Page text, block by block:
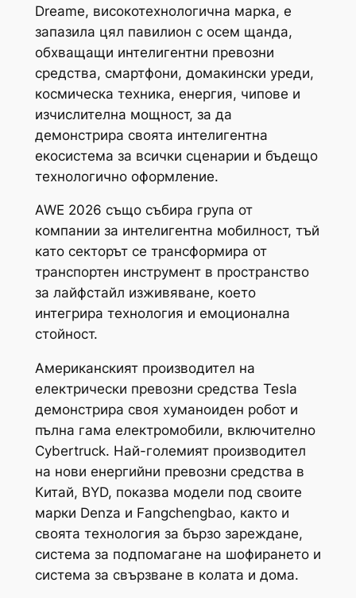
Dreame, високотехнологична марка, е
запазила цял павилион с осем щанда,
обхващащи интелигентни превозни
средства, смартфони, домакински уреди,
космическа техника, енергия, чипове и
изчислителна мощност, за да
демонстрира своята интелигентна
екосистема за всички сценарии и бъдещо
технологично оформление.
AWE 2026 също събира група от
компании за интелигентна мобилност, тъй
като секторът се трансформира от
транспортен инструмент в пространство
за лайфстайл изживяване, което
интегрира технология и емоционална
стойност.
Американският производител на
електрически превозни средства Tesla
демонстрира своя хуманоиден робот и
пълна гама електромобили, включително
Cybertruck. Най-големият производител
на нови енергийни превозни средства в
Китай, BYD, показва модели под своите
марки Denza и Fangchengbao, както и
своята технология за бързо зареждане,
система за подпомагане на шофирането и
система за свързване в колата и дома.